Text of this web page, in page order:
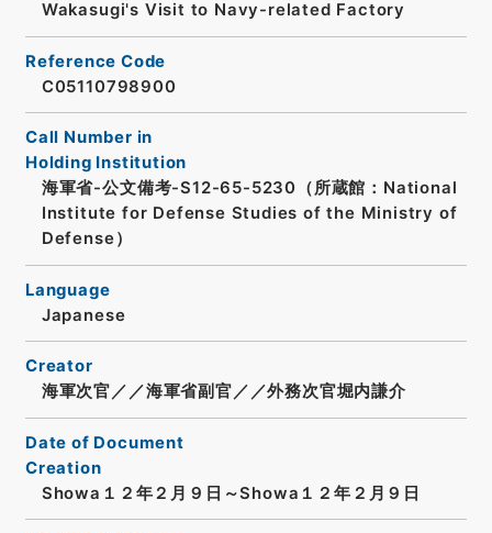
Wakasugi's Visit to Navy-related Factory
Reference Code
C05110798900
Call Number in
Holding Institution
海軍省-公文備考-S12-65-5230（所蔵館：National
Institute for Defense Studies of the Ministry of
Defense）
Language
Japanese
Creator
海軍次官／／海軍省副官／／外務次官堀内謙介
Date of Document
Creation
Showa１２年２月９日～Showa１２年２月９日